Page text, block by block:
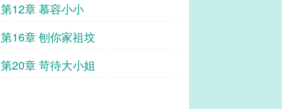
第12章 慕容小小
第16章 刨你家祖坟
第20章 苛待大小姐